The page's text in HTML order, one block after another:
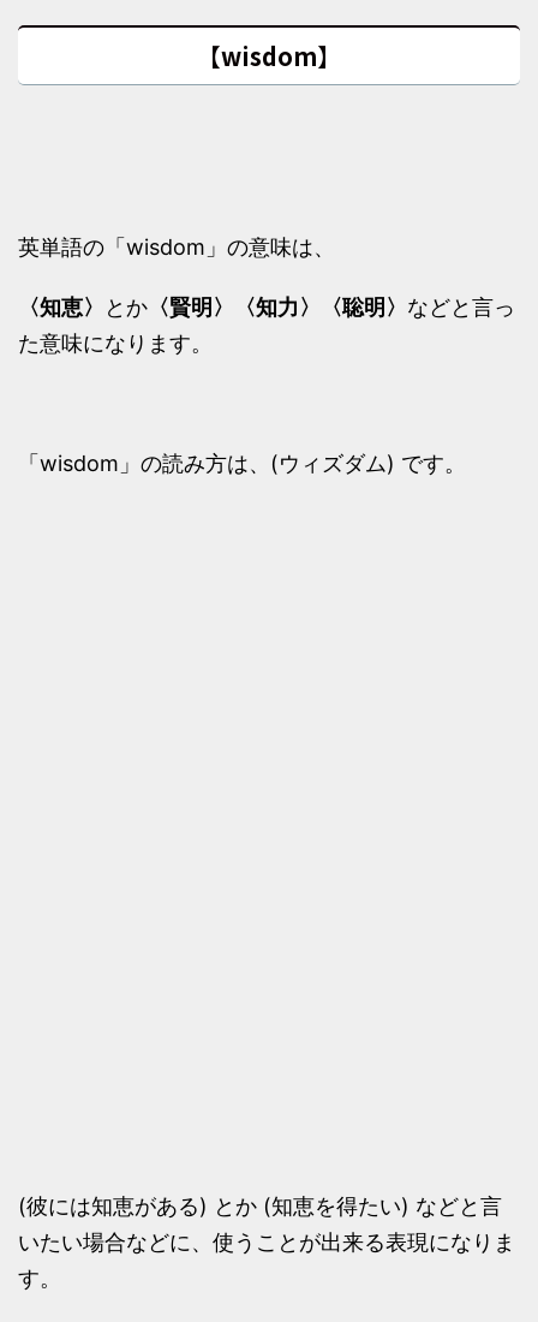
【wisdom】
英単語の「wisdom」の意味は、
〈知恵〉 とか 〈賢明〉〈知力〉〈聡明〉 などと言っ
た意味になります。
「wisdom」の読み方は、(ウィズダム) です。
(彼には知恵がある) とか (知恵を得たい) などと言
いたい場合などに、使うことが出来る表現になりま
す。